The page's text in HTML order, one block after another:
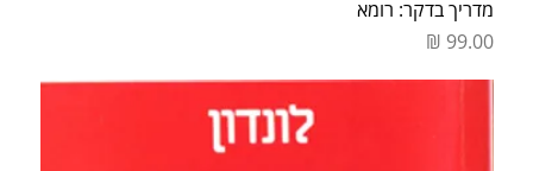
מדריך בדקר: רומא
מחיר‏99.00 ‏₪